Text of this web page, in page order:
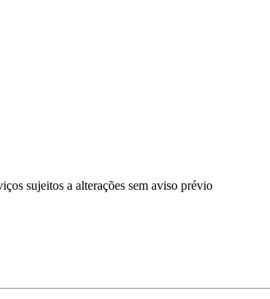
sujeitos a alterações sem aviso prévio